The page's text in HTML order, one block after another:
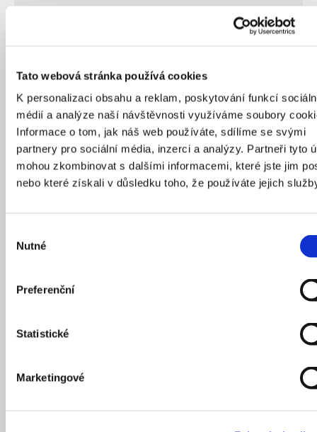
Tato webová stránka používá cookies
K personalizaci obsahu a reklam, poskytování funkcí
médií a analýze naší návštěvnosti využíváme soubory
Informace o tom, jak náš web používáte, sdílíme se svými
partnery pro sociální média, inzerci a analýzy. Partneři tyto
mohou zkombinovat s dalšími informacemi, které jste jim
nebo které získali v důsledku toho, že používáte jejich
souhlasu
Nutné
Preferenční
Statistické
Marketingové
Integrace uprchlíku v ČR
EN